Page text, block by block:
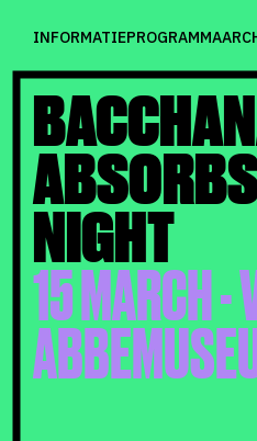
INFORMATIEPROGRAMMA
NIGHT
15 MARCH -